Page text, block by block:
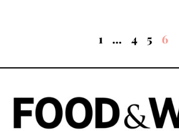
1 … 4 5 6